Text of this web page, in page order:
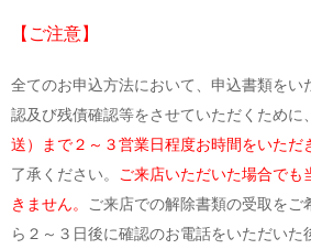
【ご注意】
全てのお申込方法において、申込書類をい
認及び残債確認等をさせていただくために、
送）まで２～３営業日程度お時間をいただ
了承ください。
ご来店いただいた場合でも
きません。
ご来店での解除書類の受取をご
ら２～３日後に確認のお電話をいただいた